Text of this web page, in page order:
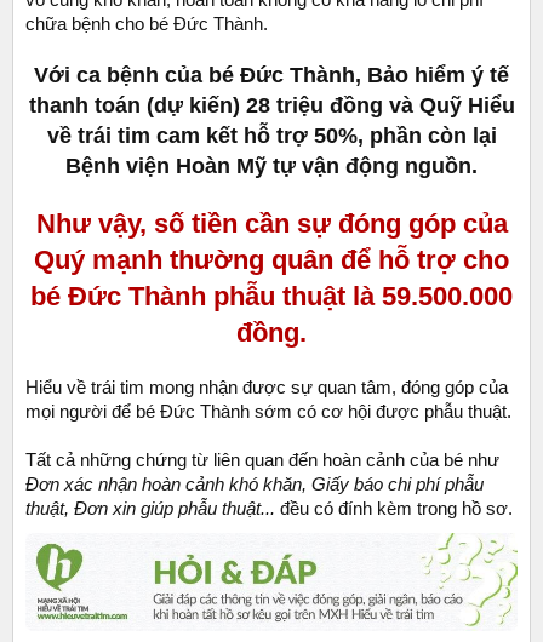
chữa bệnh cho bé Đức Thành.
Với ca bệnh của bé Đức Thành, Bảo hiểm ý tế
thanh toán (dự kiến) 28 triệu đồng và Quỹ Hiểu
về trái tim cam kết hỗ trợ 50%, phần còn lại
Bệnh viện Hoàn Mỹ tự vận động nguồn.
Như vậy, số tiền cần sự đóng góp của
Quý mạnh thường quân để hỗ trợ cho
bé Đức Thành phẫu thuật là 59.500.000
đồng.
Hiểu về trái tim mong nhận được sự quan tâm, đóng góp của
mọi người để bé Đức Thành sớm có cơ hội được phẫu thuật.
Tất cả những chứng từ liên quan đến hoàn cảnh của bé như
Đơn xác nhận hoàn cảnh khó khăn, Giấy báo chi phí phẫu
thuật, Đơn xin giúp phẫu thuật... đều có đính kèm trong hồ sơ.